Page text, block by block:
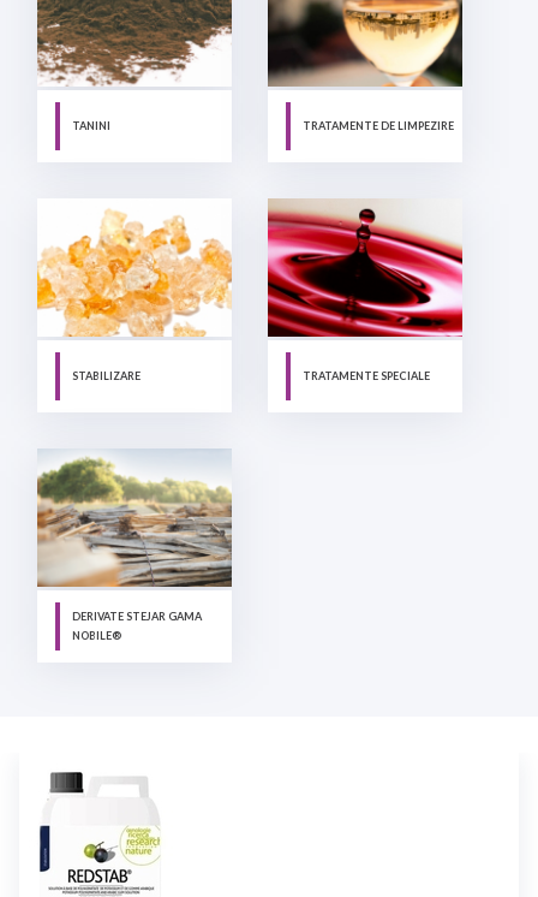
TANINI TRATAMENTE DE LIMPEZIRE
STABILIZARE TRATAMENTE SPECIALE
DERIVATE STEJAR GAMA
NOBILE®